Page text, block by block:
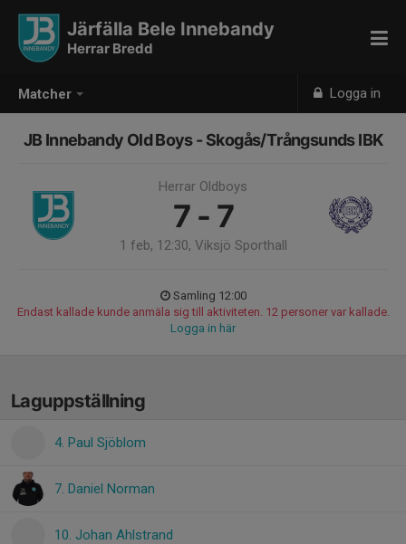
Matcher Logga in
Järfälla Bele Innebandy
Herrar Bredd
JB Innebandy Old Boys - Skogås/Trångsunds IBK
Herrar Oldboys
7 - 7
1 feb, 12:30, Viksjö Sporthall
Samling 12:00
Endast kallade kunde anmäla sig till aktiviteten. 12 personer var kallade.
Logga in här
Laguppställning
4. Paul Sjöblom
7. Daniel Norman
10. Johan Ahlstrand